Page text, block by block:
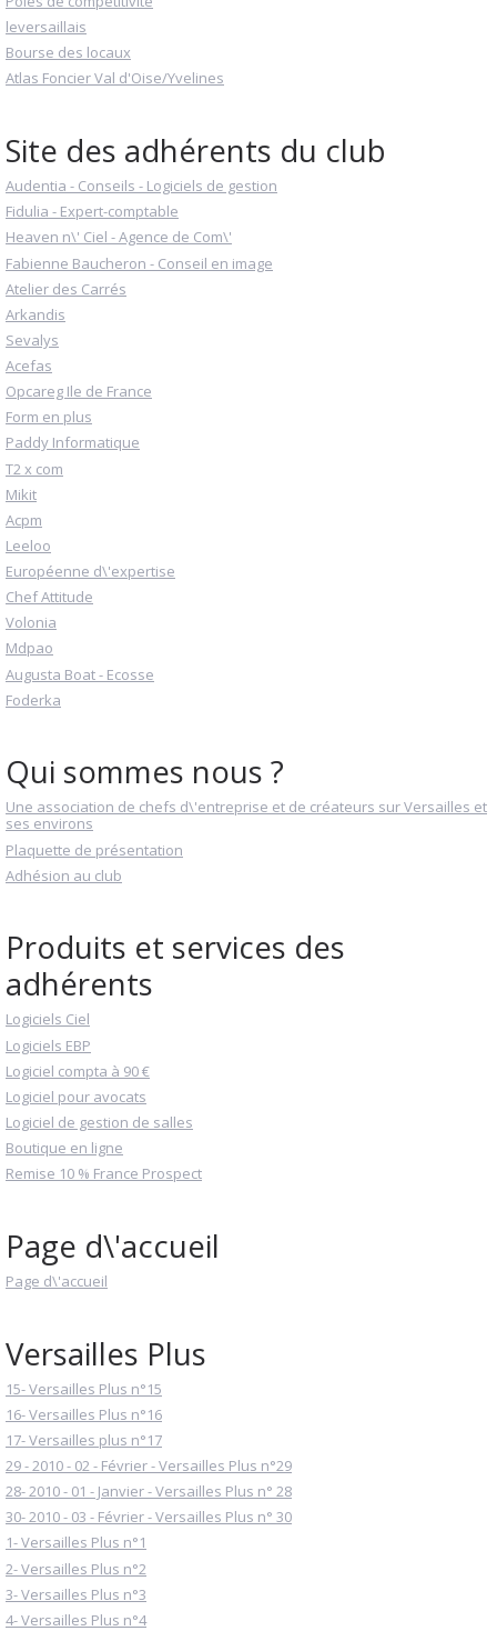
leversaillais
Bourse des locaux
Atlas Foncier Val d'Oise/Yvelines
Site des adhérents du club
Audentia - Conseils - Logiciels de gestion
Fidulia - Expert-comptable
Heaven n\' Ciel - Agence de Com\'
Fabienne Baucheron - Conseil en image
Atelier des Carrés
Arkandis
Sevalys
Acefas
Opcareg Ile de France
Form en plus
Paddy Informatique
T2 x com
Mikit
Acpm
Leeloo
Européenne d\'expertise
Chef Attitude
Volonia
Mdpao
Augusta Boat - Ecosse
Foderka
Qui sommes nous ?
Une association de chefs d\'entreprise et de créateurs sur Versailles et
ses environs
Plaquette de présentation
Adhésion au club
Produits et services des
adhérents
Logiciels Ciel
Logiciels EBP
Logiciel compta à 90 €
Logiciel pour avocats
Logiciel de gestion de salles
Boutique en ligne
Remise 10 % France Prospect
Page d\'accueil
Page d\'accueil
Versailles Plus
15- Versailles Plus n°15
16- Versailles Plus n°16
17- Versailles plus n°17
29 - 2010 - 02 - Février - Versailles Plus n°29
28- 2010 - 01 - Janvier - Versailles Plus n° 28
30- 2010 - 03 - Février - Versailles Plus n° 30
1- Versailles Plus n°1
2- Versailles Plus n°2
3- Versailles Plus n°3
4- Versailles Plus n°4